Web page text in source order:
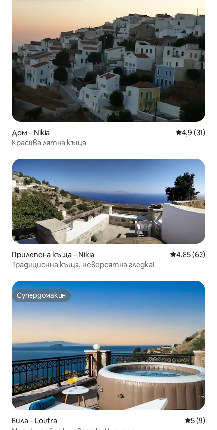
Дом – Nikia Средна
4,9 (31)
Красива лятна къща
Прилепена къща – Nikia Средна
4,85 (62)
Традиционна къща, невероятна гледка!
Супердомакин
Супердомакин
Вила – Loutra Средна
5 (9)